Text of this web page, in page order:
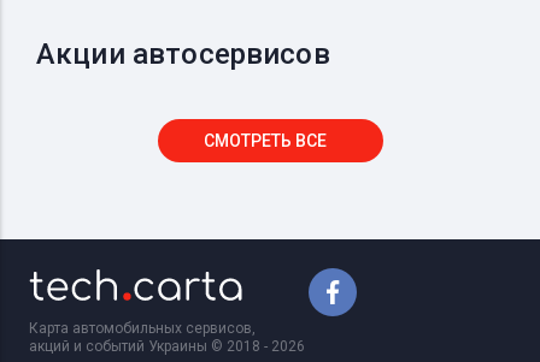
Акции автосервисов
СМОТРЕТЬ ВСЕ
Карта автомобильных сервисов,
акций и событий Украины © 2018 - 2026